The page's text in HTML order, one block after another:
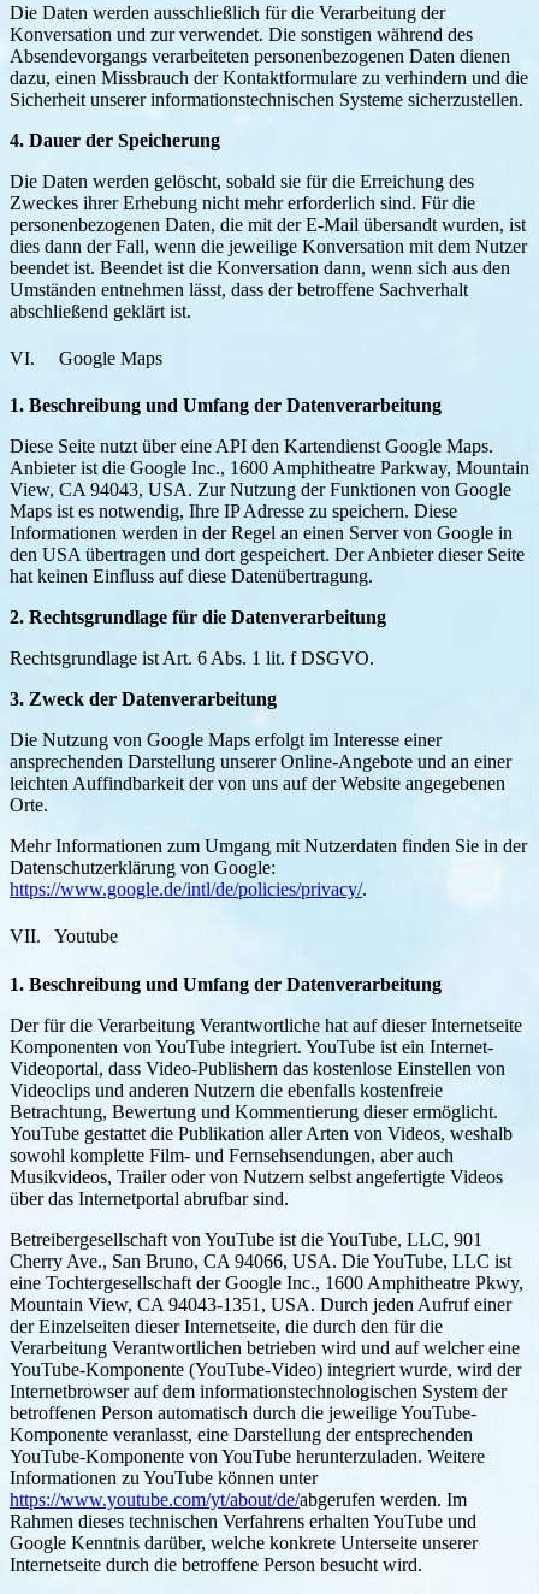
Die Daten werden ausschließlich für die Verarbeitung der
Konversation und zur verwendet. Die sonstigen während des
Absendevorgangs verarbeiteten personenbezogenen Daten dienen
dazu, einen Missbrauch der Kontaktformulare zu verhindern und die
Sicherheit unserer informationstechnischen Systeme sicherzustellen.
4. Dauer der Speicherung
Die Daten werden gelöscht, sobald sie für die Erreichung des
Zweckes ihrer Erhebung nicht mehr erforderlich sind. Für die
personenbezogenen Daten, die mit der E-Mail übersandt wurden, ist
dies dann der Fall, wenn die jeweilige Konversation mit dem Nutzer
beendet ist. Beendet ist die Konversation dann, wenn sich aus den
Umständen entnehmen lässt, dass der betroffene Sachverhalt
abschließend geklärt ist.
VI. Google Maps
1. Beschreibung und Umfang der Datenverarbeitung
Diese Seite nutzt über eine API den Kartendienst Google Maps.
Anbieter ist die Google Inc., 1600 Amphitheatre Parkway, Mountain
View, CA 94043, USA. Zur Nutzung der Funktionen von Google
Maps ist es notwendig, Ihre IP Adresse zu speichern. Diese
Informationen werden in der Regel an einen Server von Google in
den USA übertragen und dort gespeichert. Der Anbieter dieser Seite
hat keinen Einfluss auf diese Datenübertragung.
2. Rechtsgrundlage für die Datenverarbeitung
Rechtsgrundlage ist Art. 6 Abs. 1 lit. f DSGVO.
3. Zweck der Datenverarbeitung
Die Nutzung von Google Maps erfolgt im Interesse einer
ansprechenden Darstellung unserer Online-Angebote und an einer
leichten Auffindbarkeit der von uns auf der Website angegebenen
Orte.
Mehr Informationen zum Umgang mit Nutzerdaten finden Sie in der
Datenschutzerklärung von Google:
https://www.google.de/intl/de/policies/privacy/.
VII. Youtube
1. Beschreibung und Umfang der Datenverarbeitung
Der für die Verarbeitung Verantwortliche hat auf dieser Internetseite
Komponenten von YouTube integriert. YouTube ist ein Internet-
Videoportal, dass Video-Publishern das kostenlose Einstellen von
Videoclips und anderen Nutzern die ebenfalls kostenfreie
Betrachtung, Bewertung und Kommentierung dieser ermöglicht.
YouTube gestattet die Publikation aller Arten von Videos, weshalb
sowohl komplette Film- und Fernsehsendungen, aber auch
Musikvideos, Trailer oder von Nutzern selbst angefertigte Videos
über das Internetportal abrufbar sind.
Betreibergesellschaft von YouTube ist die YouTube, LLC, 901
Cherry Ave., San Bruno, CA 94066, USA. Die YouTube, LLC ist
eine Tochtergesellschaft der Google Inc., 1600 Amphitheatre Pkwy,
Mountain View, CA 94043-1351, USA. Durch jeden Aufruf einer
der Einzelseiten dieser Internetseite, die durch den für die
Verarbeitung Verantwortlichen betrieben wird und auf welcher eine
YouTube-Komponente (YouTube-Video) integriert wurde, wird der
Internetbrowser auf dem informationstechnologischen System der
betroffenen Person automatisch durch die jeweilige YouTube-
Komponente veranlasst, eine Darstellung der entsprechenden
YouTube-Komponente von YouTube herunterzuladen. Weitere
Informationen zu YouTube können unter
https://www.youtube.com/yt/about/de/abgerufen werden. Im
Rahmen dieses technischen Verfahrens erhalten YouTube und
Google Kenntnis darüber, welche konkrete Unterseite unserer
Internetseite durch die betroffene Person besucht wird.